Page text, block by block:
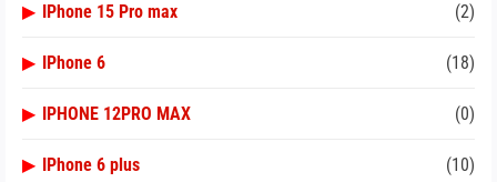
▶ IPhone 15 Pro max (2)
▶ IPhone 6 (18)
▶ IPHONE 12PRO MAX (0)
▶ IPhone 6 plus (10)